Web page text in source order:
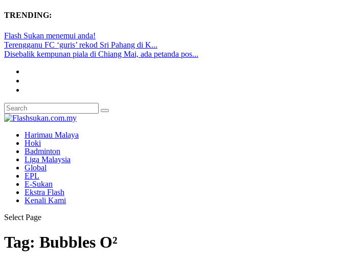
TRENDING:
Flash Sukan menemui anda!
Terengganu FC ‘guris’ rekod Sri Pahang di K...
Disebalik kempunan piala di Chiang Mai, ada petanda pos...
Harimau Malaya
Hoki
Badminton
Liga Malaysia
Global
EPL
E-Sukan
Ekstra Flash
Kenali Kami
Select Page
Tag: Bubbles O²